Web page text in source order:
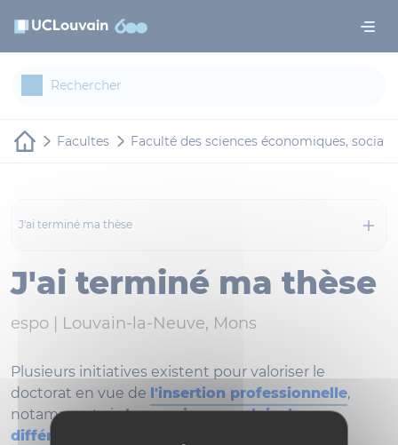
Facultes Faculté des sciences économiques,
J'ai terminé ma thèse
J'ai terminé ma thèse
espo | Louvain-la-Neuve, Mons
Plusieurs initiatives existent pour valoriser le
doctorat en vue de l'insertion professionnelle,
notamment viales services emplois des
différentes écoles